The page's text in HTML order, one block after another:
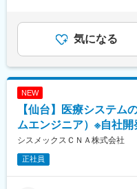
野が横断的にお客さま
変更の範囲：会社の定
ち合わせを行います。
や要望をとりまとめ、
実際に稼動スタートす
入が完了します。
PJT規模は案件によっ
を含む）＜昇給有無＞
（職務等級）に応じた
談します。※年収・月給
（4月）■賞与：年2回
でも目安の金額であり
気になる
NEW
【仙台】医療システム
ムエンジニア）※自社
シスメックスＣＮＡ株式会社
正社員